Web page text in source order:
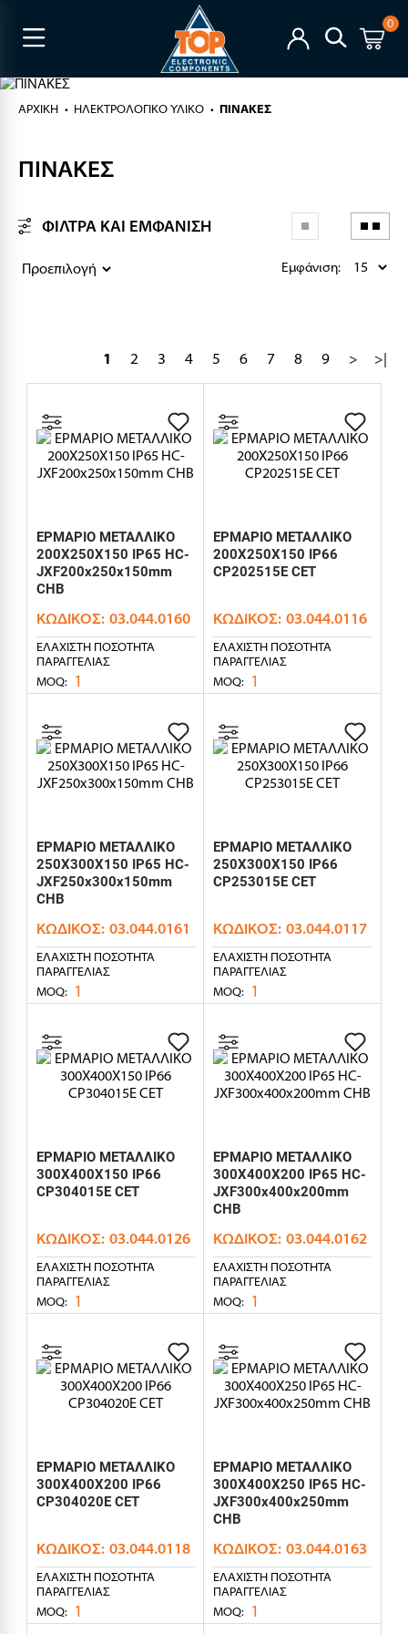
0
ΑΡΧΙΚΉ ΗΛΕΚΤΡΟΛΟΓΙΚΟ ΥΛΙΚΟ ΠΙΝΑΚΕΣ
ΠΙΝΑΚΕΣ
ΦΙΛΤΡΑ ΚΑΙ ΕΜΦΑΝΙΣΗ
Εμφάνιση:
1 2 3 4 5 6 7 8 9 > >|
ΕΡΜΑΡΙΟ ΜΕΤΑΛΛΙΚΟ
200X250X150 IP65 HC-
JXF200x250x150mm
CHB
ΚΩΔΙΚΌΣ: 03.044.0160
ΕΛΆΧΙΣΤΗ ΠΟΣΌΤΗΤΑ
ΠΑΡΑΓΓΕΛΊΑΣ
MOQ: 1
ΕΡΜΑΡΙΟ ΜΕΤΑΛΛΙΚΟ
200X250X150 IP66
CP202515E CET
ΚΩΔΙΚΌΣ: 03.044.0116
ΕΛΆΧΙΣΤΗ ΠΟΣΌΤΗΤΑ
ΠΑΡΑΓΓΕΛΊΑΣ
MOQ: 1
ΕΡΜΑΡΙΟ ΜΕΤΑΛΛΙΚΟ
250X300X150 IP65 HC-
JXF250x300x150mm
CHB
ΚΩΔΙΚΌΣ: 03.044.0161
ΕΛΆΧΙΣΤΗ ΠΟΣΌΤΗΤΑ
ΠΑΡΑΓΓΕΛΊΑΣ
MOQ: 1
ΕΡΜΑΡΙΟ ΜΕΤΑΛΛΙΚΟ
250X300X150 IP66
CP253015E CET
ΚΩΔΙΚΌΣ: 03.044.0117
ΕΛΆΧΙΣΤΗ ΠΟΣΌΤΗΤΑ
ΠΑΡΑΓΓΕΛΊΑΣ
MOQ: 1
ΕΡΜΑΡΙΟ ΜΕΤΑΛΛΙΚΟ
300X400X150 IP66
CP304015E CET
ΚΩΔΙΚΌΣ: 03.044.0126
ΕΛΆΧΙΣΤΗ ΠΟΣΌΤΗΤΑ
ΠΑΡΑΓΓΕΛΊΑΣ
MOQ: 1
ΕΡΜΑΡΙΟ ΜΕΤΑΛΛΙΚΟ
300X400X200 IP65 HC-
JXF300x400x200mm
CHB
ΚΩΔΙΚΌΣ: 03.044.0162
ΕΛΆΧΙΣΤΗ ΠΟΣΌΤΗΤΑ
ΠΑΡΑΓΓΕΛΊΑΣ
MOQ: 1
ΕΡΜΑΡΙΟ ΜΕΤΑΛΛΙΚΟ
300X400X200 IP66
CP304020E CET
ΚΩΔΙΚΌΣ: 03.044.0118
ΕΛΆΧΙΣΤΗ ΠΟΣΌΤΗΤΑ
ΠΑΡΑΓΓΕΛΊΑΣ
MOQ: 1
ΕΡΜΑΡΙΟ ΜΕΤΑΛΛΙΚΟ
300X400X250 IP65 HC-
JXF300x400x250mm
CHB
ΚΩΔΙΚΌΣ: 03.044.0163
ΕΛΆΧΙΣΤΗ ΠΟΣΌΤΗΤΑ
ΠΑΡΑΓΓΕΛΊΑΣ
MOQ: 1